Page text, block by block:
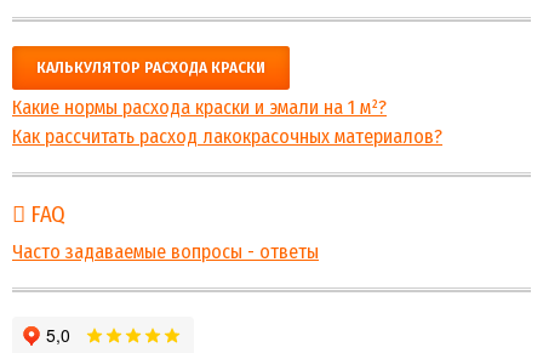
КАЛЬКУЛЯТОР РАСХОДА КРАСКИ
Какие нормы расхода краски и эмали на 1 м²?
Как рассчитать расход лакокрасочных материалов?
FAQ
Часто задаваемые вопросы - ответы